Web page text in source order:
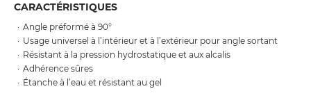
CARACTÉRISTIQUES
Angle préformé à 90°
Usage universel à l’intérieur et à l’extérieur pour angle sortant
Résistant à la pression hydrostatique et aux alcalis
Adhérence sûres
Étanche à l’eau et résistant au gel